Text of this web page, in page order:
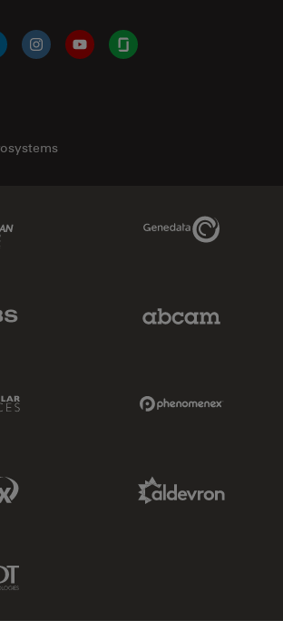
InstagramYouTubeGlassdoor
Genedata Link
Devices Link
Link